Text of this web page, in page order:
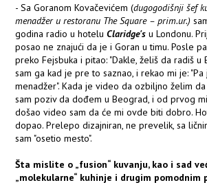
- Sa Goranom Kovačevićem (dugogodišnji šef
menadžer u restoranu The Square – prim.ur.)
godina radio u hoteluClaridge's u Londonu.
posao ne znajući da je i Goran u timu. Posle
preko Fejsbuka i pitao: "Dakle, želiš da radiš u
sam ga kad je pre to saznao, i rekao mi je:
menadžer". Kada je video da ozbiljno želim
sam poziv da dođem u Beograd, i od prvog
došao video sam da će mi ovde biti dobro.
dopao. Prelepo dizajniran, ne prevelik, sa
sam "osetio mesto".
Šta mislite o „fusion“ kuvanju, kao i sad
„molekularne“ kuhinje i drugim pomodnim